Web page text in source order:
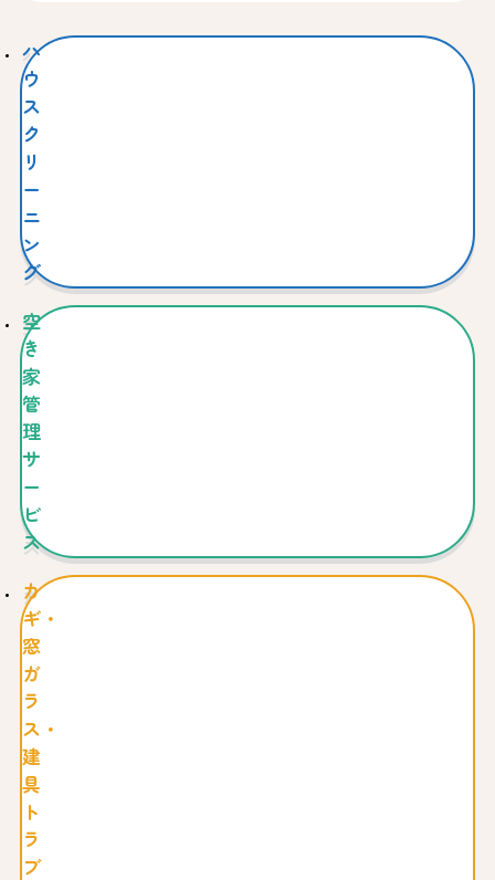
ハ
ウ
ス
ク
リ
ー
ニ
ン
グ
空
き
家
管
理
サ
ー
ビ
ス
カ
ギ・
窓
ガ
ラ
ス・
建
具
ト
ラ
ブ